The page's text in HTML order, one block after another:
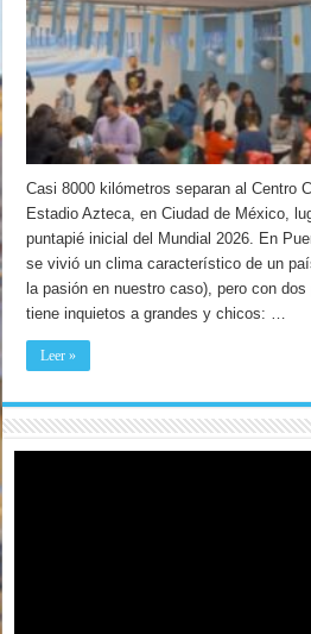
Casi 8000 kilómetros separan al Centro
Estadio Azteca, en Ciudad de México,
puntapié inicial del Mundial 2026. En
se vivió un clima característico de un
la pasión en nuestro caso), pero con
tiene inquietos a grandes y chicos: …
Leer »